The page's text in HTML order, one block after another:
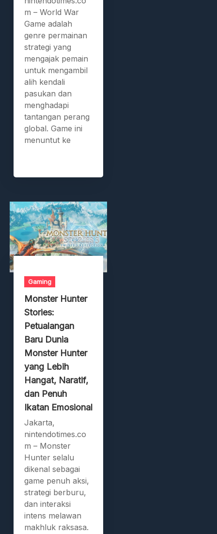
m – World War
Game adalah
genre permainan
strategi yang
mengajak pemain
untuk mengambil
alih kendali
pasukan dan
menghadapi
tantangan perang
global. Game ini
menuntut ke
Gaming
Monster Hunter
Stories:
Petualangan
Baru Dunia
Monster Hunter
yang Lebih
Hangat, Naratif,
dan Penuh
Ikatan Emosional
Jakarta,
nintendotimes.co
m – Monster
Hunter selalu
dikenal sebagai
game penuh aksi,
strategi berburu,
dan interaksi
intens melawan
makhluk raksasa.